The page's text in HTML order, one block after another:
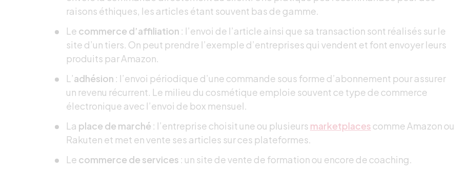
raisons éthiques, les articles étant souvent bas de gamme.
Le commerce d’affiliation : l’envoi de l’article ainsi que sa transaction sont réalisés sur le
site d’un tiers. On peut prendre l’exemple d’entreprises qui vendent et font envoyer leurs
produits par Amazon.
L’adhésion : l’envoi périodique d’une commande sous forme d’abonnement pour assurer
un revenu récurrent. Le milieu du cosmétique emploie souvent ce type de commerce
électronique avec l’envoi de box mensuel.
La place de marché : l’entreprise choisit une ou plusieurs marketplaces comme Amazon ou
Rakuten et met en vente ses articles sur ces plateformes.
Le commerce de services : un site de vente de formation ou encore de coaching.